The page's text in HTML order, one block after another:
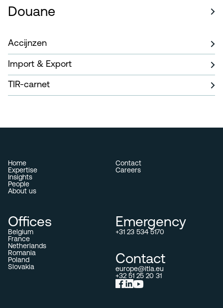
Douane
Accijnzen
Import & Export
TIR-carnet
Home
Expertise
Insights
People
About us
Contact
Careers
Offices
Belgium
France
Netherlands
Romania
Poland
Slovakia
Emergency
+31 23 534 5170
Contact
europe@itla.eu
+32 51 25 20 31